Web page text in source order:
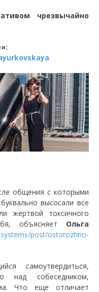
чрезвычайно
общения с которыми
высосали все
жертвой токсичного
объясняет Ольга
post/ostorozhno-
самоутвердиться,
над собеседником,
Что еще отличает